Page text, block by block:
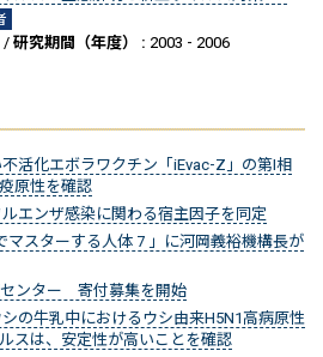
/ 研究期間（年度） : 2003 - 2006
活化エボラワクチン「iEvac-Z」の第I相
原性を確認
エンザ感染に関わる宿主因子を同定
マスターする人体 7 」に河岡義裕機構長が
センター 寄付募集を開始
の牛乳中におけるウシ由来H5N1高病原性
スは、安定性が高いことを確認